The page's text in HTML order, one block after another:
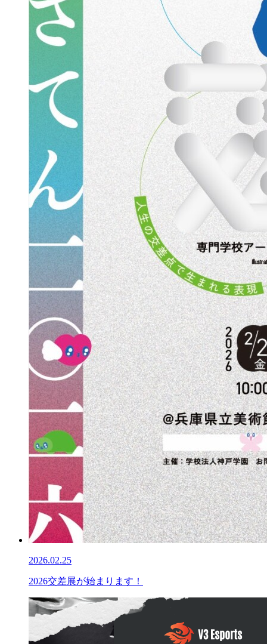
2026.02.25
2026交差展が始まります！